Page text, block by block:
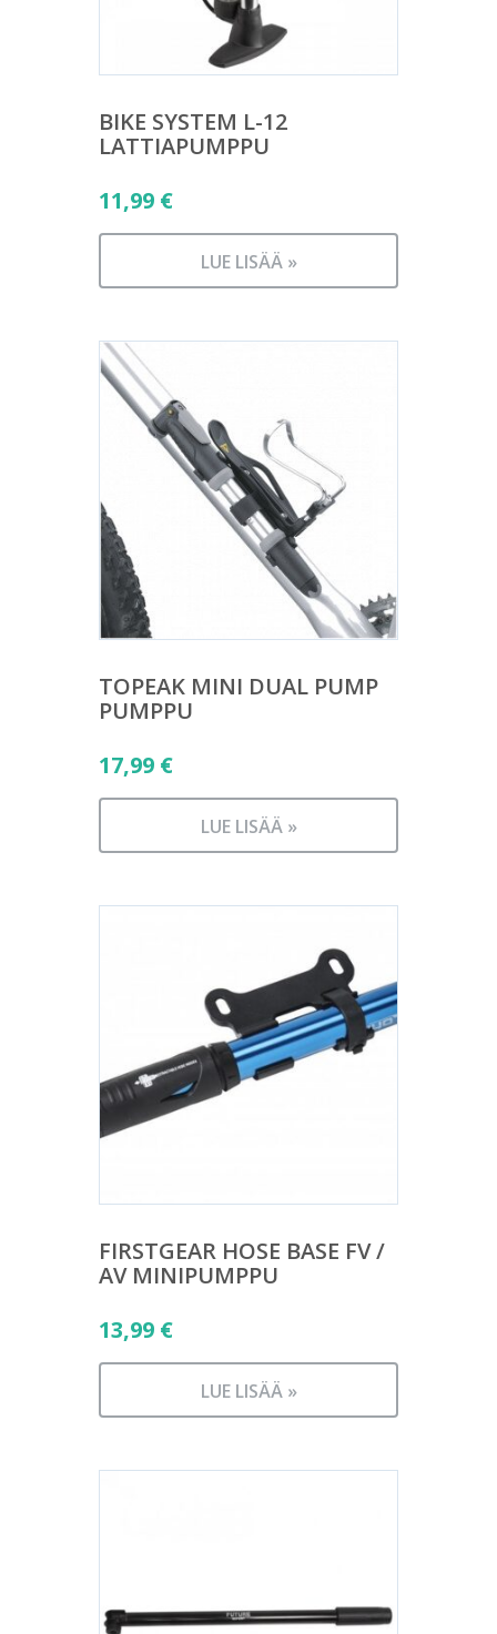
BIKE SYSTEM L-12
LATTIAPUMPPU
11,99 €
LUE LISÄÄ »
TOPEAK MINI DUAL PUMP
PUMPPU
17,99 €
LUE LISÄÄ »
FIRSTGEAR HOSE BASE FV /
AV MINIPUMPPU
13,99 €
LUE LISÄÄ »